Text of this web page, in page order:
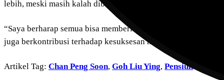
lebih, meski masih kalah dibandingkan acara lainnya,”
“Saya berharap semua bisa memberikan perhatian yang
juga berkontribusi terhadap kesuksesan negara,” tambah
Artikel Tag:Chan Peng Soon,Goh Liu Ying,Pensiun